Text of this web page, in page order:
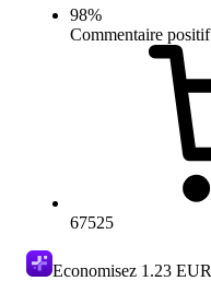
98%
Commentaire positif
67525
Economisez 1.23 EUR